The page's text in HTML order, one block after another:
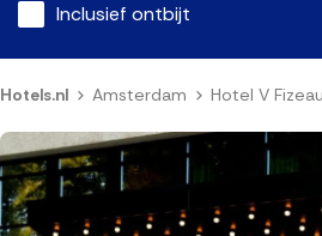
Inclusief ontbijt
Hotels.nl Amsterdam Hotel V